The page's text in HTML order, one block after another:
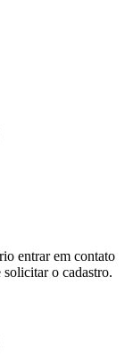
entrar em contato
o cadastro.